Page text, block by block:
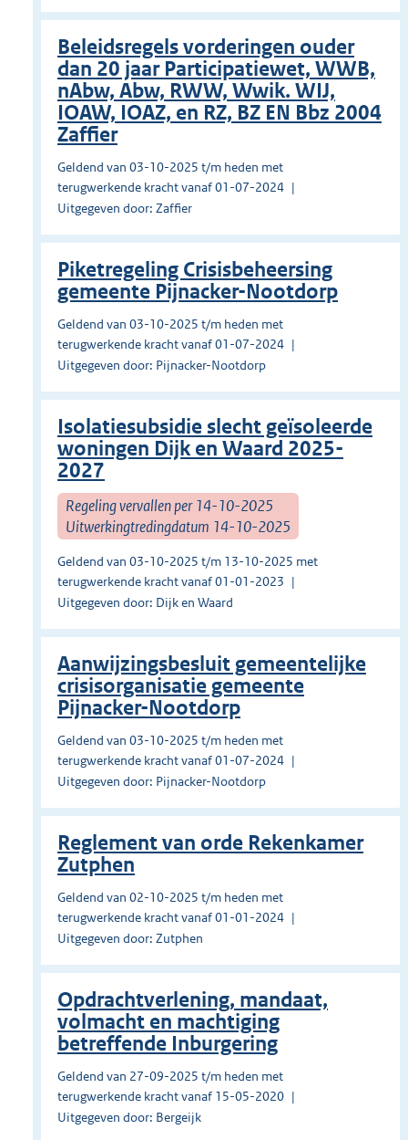
Beleidsregels vorderingen ouder
dan 20 jaar Participatiewet, WWB,
nAbw, Abw, RWW, Wwik. WIJ,
IOAW, IOAZ, en RZ, BZ EN Bbz 2004
Zaffier
Geldend van 03-10-2025 t/m heden met
terugwerkende kracht vanaf 01-07-2024
Uitgegeven door: Zaffier
Piketregeling Crisisbeheersing
gemeente Pijnacker-Nootdorp
Geldend van 03-10-2025 t/m heden met
terugwerkende kracht vanaf 01-07-2024
Uitgegeven door: Pijnacker-Nootdorp
Isolatiesubsidie slecht geïsoleerde
woningen Dijk en Waard 2025-
2027
Regeling vervallen per 14-10-2025
Uitwerkingtredingdatum 14-10-2025
Geldend van 03-10-2025 t/m 13-10-2025 met
terugwerkende kracht vanaf 01-01-2023
Uitgegeven door: Dijk en Waard
Aanwijzingsbesluit gemeentelijke
crisisorganisatie gemeente
Pijnacker-Nootdorp
Geldend van 03-10-2025 t/m heden met
terugwerkende kracht vanaf 01-07-2024
Uitgegeven door: Pijnacker-Nootdorp
Reglement van orde Rekenkamer
Zutphen
Geldend van 02-10-2025 t/m heden met
terugwerkende kracht vanaf 01-01-2024
Uitgegeven door: Zutphen
Opdrachtverlening, mandaat,
volmacht en machtiging
betreffende Inburgering
Geldend van 27-09-2025 t/m heden met
terugwerkende kracht vanaf 15-05-2020
Uitgegeven door: Bergeijk